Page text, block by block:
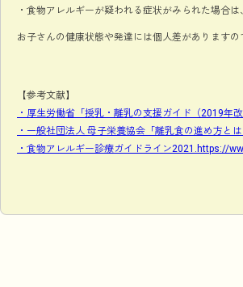
・食物アレルギーが疑われる症状がみられた場合
お子さんの健康状態や発達には個人差があります
【参考文献】
・厚生労働省「授乳・離乳の支援ガイド（2019
・一般社団法人 母子栄養協会「離乳食の進め方
・食物アレルギー診療ガイドライン2021.https://